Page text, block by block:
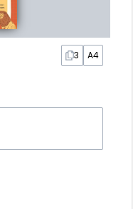
3 A4